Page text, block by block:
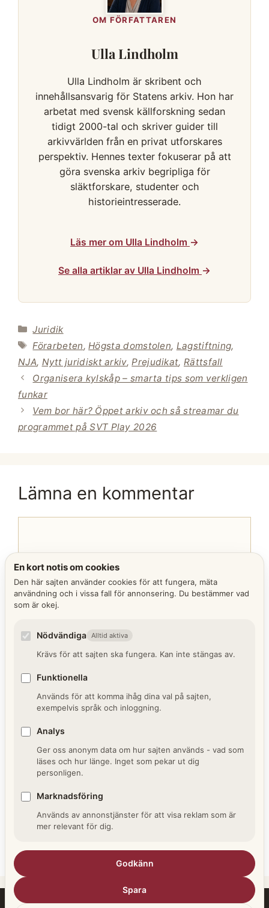
OM FÖRFATTAREN
Ulla Lindholm
Ulla Lindholm är skribent och
innehållsansvarig för Statens arkiv. Hon har
arbetat med svensk källforskning sedan
tidigt 2000-tal och skriver guider till
arkivvärlden från en privat utforskares
perspektiv. Hennes texter fokuserar på att
göra svenska arkiv begripliga för
släktforskare, studenter och
historieintresserade.
Läs mer om Ulla Lindholm →
Se alla artiklar av Ulla Lindholm →
Kategorier
Juridik
Etiketter
Förarbeten, Högsta domstolen, Lagstiftning,
NJA, Nytt juridiskt arkiv, Prejudikat, Rättsfall
Organisera kylskåp – smarta tips som verkligen
funkar
Vem bor här? Öppet arkiv och så streamar du
programmet på SVT Play 2026
Lämna en kommentar
Webbplats
Spara mitt namn, min e-postadress och
gång jag skriver en kommentar.
l
En kort notis om cookies
Den här sajten använder cookies för att fungera, mäta
användning och i vissa fall för annonsering. Du bestämmer vad
som är okej.
Nödvändiga Alltid aktiva
Krävs för att sajten ska fungera. Kan inte stängas av.
Funktionella
Används för att komma ihåg dina val på sajten,
exempelvis språk och inloggning.
Analys
Ger oss anonym data om hur sajten används - vad som
läses och hur länge. Inget som pekar ut dig
personligen.
Marknadsföring
Används av annonstjänster för att visa reklam som är
mer relevant för dig.
Godkänn
Spara